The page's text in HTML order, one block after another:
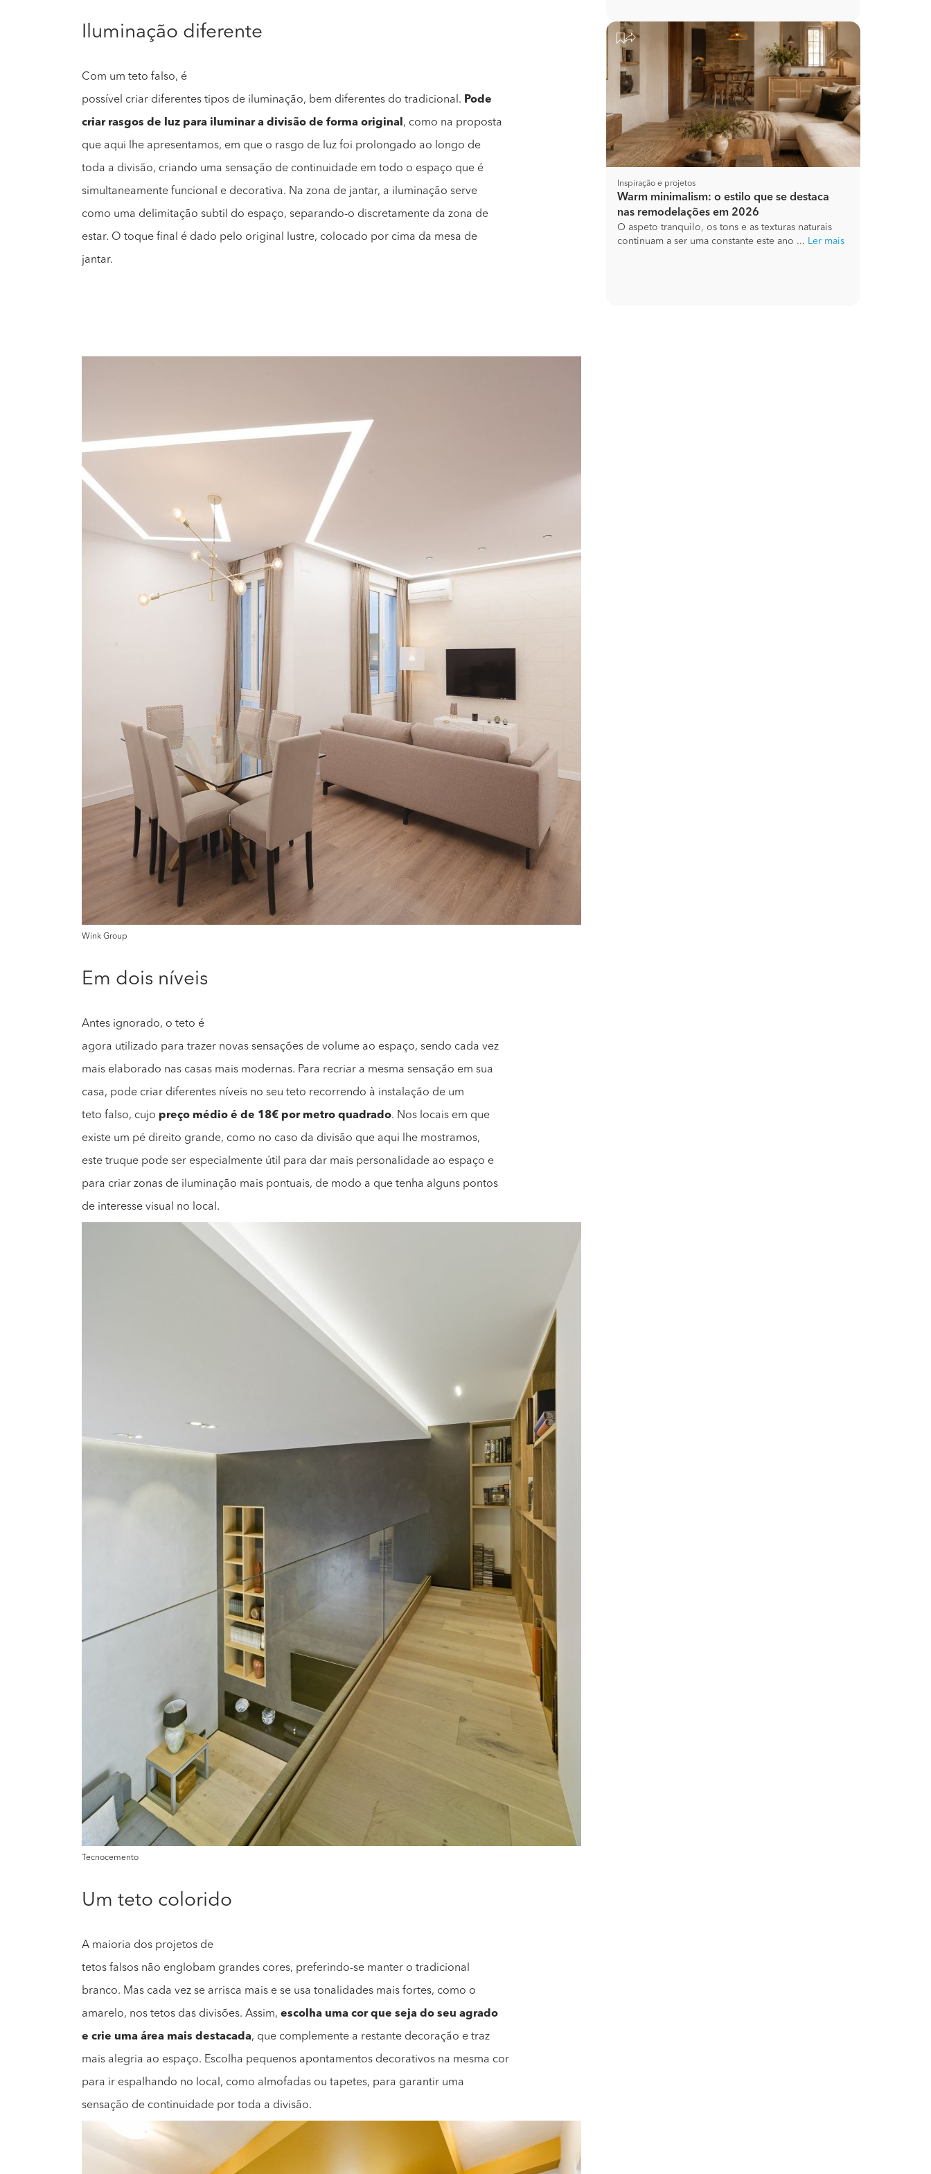
Iluminação diferente
Com um teto falso, é
possível criar diferentes tipos de iluminação, bem diferentes do tradicional. Pode
criar rasgos de luz para iluminar a divisão de forma original , como na proposta
que aqui lhe apresentamos, em que o rasgo de luz foi prolongado ao longo de
toda a divisão, criando uma sensação de continuidade em todo o espaço que é
simultaneamente funcional e decorativa. Na zona de jantar, a iluminação serve
como uma delimitação subtil do espaço, separando-o discretamente da zona de
estar. O toque final é dado pelo original lustre, colocado por cima da mesa de
jantar.
Wink Group
Em dois níveis
Antes ignorado, o teto é
agora utilizado para trazer novas sensações de volume ao espaço, sendo cada vez
mais elaborado nas casas mais modernas. Para recriar a mesma sensação em sua
casa, pode criar diferentes níveis no seu teto recorrendo à instalação de um
teto falso, cujo preço médio é de 18€ por metro quadrado. Nos locais em que
existe um pé direito grande, como no caso da divisão que aqui lhe mostramos,
este truque pode ser especialmente útil para dar mais personalidade ao espaço e
para criar zonas de iluminação mais pontuais, de modo a que tenha alguns pontos
de interesse visual no local.
Tecnocemento
Um teto colorido
A maioria dos projetos de
tetos falsos não englobam grandes cores, preferindo-se manter o tradicional
branco. Mas cada vez se arrisca mais e se usa tonalidades mais fortes, como o
amarelo, nos tetos das divisões. Assim, escolha uma cor que seja do seu agrado
e crie uma área mais destacada, que complemente a restante decoração e traz
mais alegria ao espaço. Escolha pequenos apontamentos decorativos na mesma cor
para ir espalhando no local, como almofadas ou tapetes, para garantir uma
sensação de continuidade por toda a divisão.
Inspiração e projetos
Warm minimalism: o estilo que se destaca
nas remodelações em 2026
O aspeto tranquilo, os tons e as texturas naturais
continuam a ser uma constante este ano ... Ler mais